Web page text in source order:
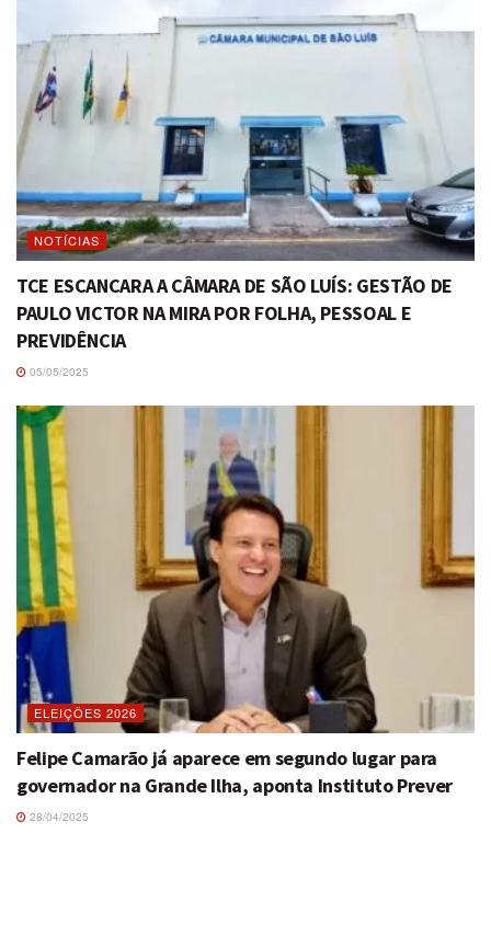
NOTÍCIAS
TCE ESCANCARA A CÂMARA DE SÃO LUÍS: GESTÃO DE
PAULO VICTOR NA MIRA POR FOLHA, PESSOAL E
PREVIDÊNCIA
05/05/2025
ELEIÇÕES 2026
Felipe Camarão já aparece em segundo lugar para
governador na Grande Ilha, aponta Instituto Prever
28/04/2025